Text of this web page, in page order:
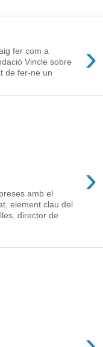
›
fer com a
Vincle sobre
de fer-ne un
›
amb el
element clau del
director de